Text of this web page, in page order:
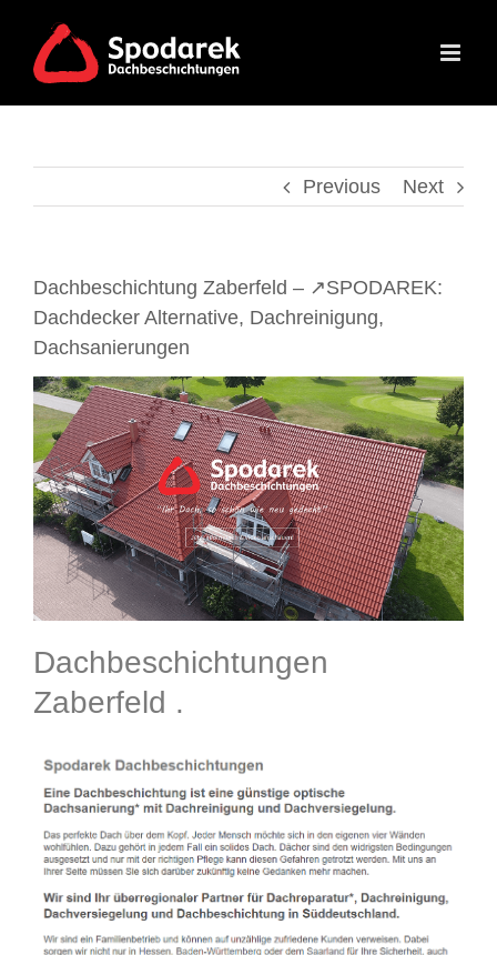
content
Previous Next
Dachbeschichtung Zaberfeld – ↗️SPODAREK:
Dachdecker Alternative, Dachreinigung,
Dachsanierungen
Dachbeschichtungen
Zaberfeld .